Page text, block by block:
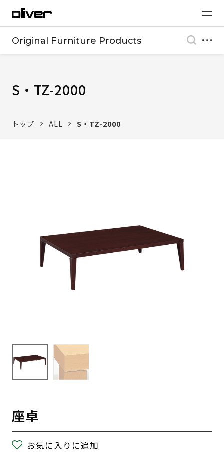
Original Furniture Products
S・TZ-2000
トップ ALL S・TZ-2000
座卓
お気に入りに追加